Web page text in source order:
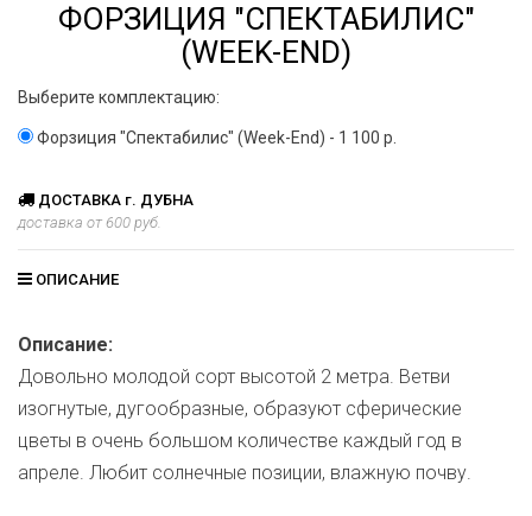
ФОРЗИЦИЯ "СПЕКТАБИЛИС"
(WEEK-END)
Выберите комплектацию:
Форзиция "Спектабилис" (Week-End) - 1 100 р.
ДОСТАВКА г. ДУБНА
доставка от 600 руб.
ОПИСАНИЕ
Описание:
Довольно молодой сорт высотой 2 метра. Ветви
изогнутые, дугообразные, образуют сферические
цветы в очень большом количестве каждый год в
апреле. Любит солнечные позиции, влажную почву.